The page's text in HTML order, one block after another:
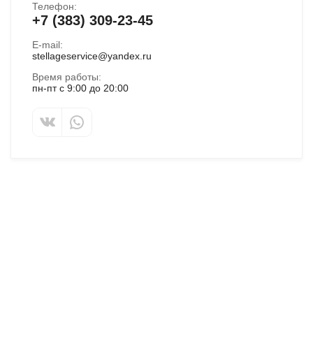
Телефон:
+7 (383) 309-23-45
E-mail:
stellageservice@yandex.ru
Время работы:
пн-пт с 9:00 до 20:00